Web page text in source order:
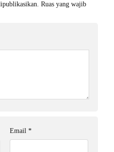
Ruas yang wajib
Email *